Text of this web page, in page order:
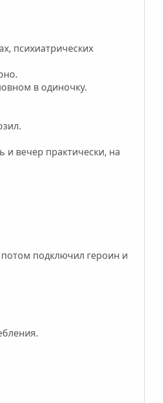
психиатрических
в одиночку.
и вечер практически, на
подключил героин и